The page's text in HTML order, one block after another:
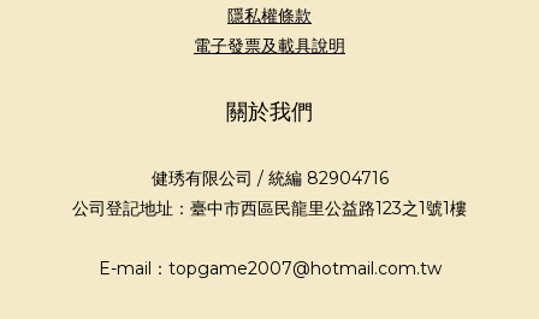
隱私權條款
電子發票及載具說明
關於我們
健琇有限公司 / 統編 82904716
公司登記地址：臺中市西區民龍里公益路123之1號1樓
E-mail：topgame2007@hotmail.com.tw